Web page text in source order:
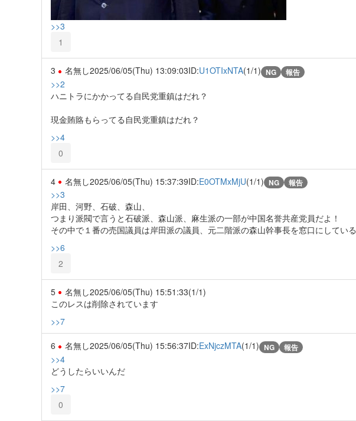
>>3
1
3 名無し2025/06/05(Thu) 13:09:03ID:U1OTIxNTA(1/1) NG 報告
>>2
ハニトラにかかってる自民党重鎮はだれ？
現金賄賂もらってる自民党重鎮はだれ？
>>4
0
4 名無し2025/06/05(Thu) 15:37:39ID:E0OTMxMjU(1/1) NG 報告
>>3
岸田、河野、石破、森山、
つまり派閥で言うと石破派、森山派、麻生派の一部が中国名誉共産党員だよ！
その中で１番の売国議員は岸田派の議員、元二階派の森山幹事長を窓口にしている
>>6
2
5 名無し2025/06/05(Thu) 15:51:33(1/1)
このレスは削除されています
>>7
6 名無し2025/06/05(Thu) 15:56:37ID:ExNjczMTA(1/1) NG 報告
>>4
どうしたらいいんだ
>>7
0